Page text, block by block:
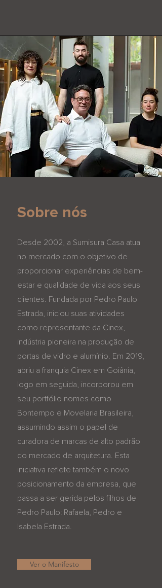
Sobre nós
Desde 2002, a Sumisura Casa atua
no mercado com o objetivo de
proporcionar experiências de bem-
estar e qualidade de vida aos seus
clientes. Fundada por Pedro Paulo
Estrada, iniciou suas atividades
como representante da Cinex,
indústria pioneira na produção de
portas de vidro e alumínio. Em 2019,
abriu a franquia Cinex em Goiânia,
logo em seguida, incorporou em
seu portfólio nomes como
Bontempo e Movelaria Brasileira,
assumindo assim o papel de
curadora de marcas de alto padrão
do mercado de arquitetura. Esta
iniciativa reflete também o novo
posicionamento da empresa, que
passa a ser gerida pelos filhos de
Pedro Paulo: Rafaela, Pedro e
Isabela Estrada.
Ver o Manifesto